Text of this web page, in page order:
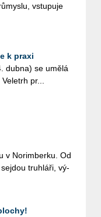
vstu­pu­je
k praxi
dubna) se umělá
pr...
v No­rim­ber­ku. Od
truh­lá­ři, vý­